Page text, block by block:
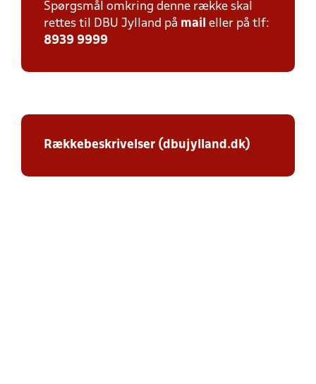
Spørgsmål omkring denne række skal
rettes til DBU Jylland på mail eller på tlf:
8939 9999
Rækkebeskrivelser (dbujylland.dk)